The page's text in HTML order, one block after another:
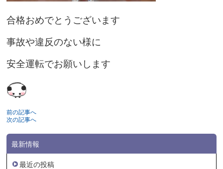
合格おめでとうございます
事故や違反のない様に
安全運転でお願いします
前の記事へ
次の記事へ
最新情報
最近の投稿